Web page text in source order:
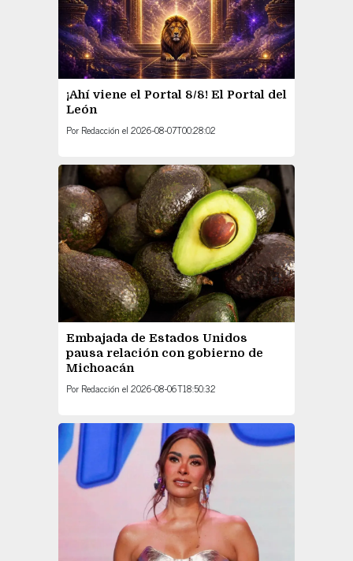
¡Ahí viene el Portal 8/8! El Portal del
León
Por Redacción el 2026-08-07T00:28:02
Embajada de Estados Unidos
pausa relación con gobierno de
Michoacán
Por Redacción el 2026-08-06T18:50:32